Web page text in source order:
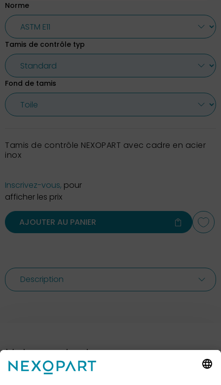
Norme
Tamis de contrôle typ
Fond de tamis
Tamis de contrôle NEXOPART avec cadre en acier
inox
Inscrivez-vous, pour
afficher les prix
AJOUTER AU PANIER
Description
Votre contact avec nous.
Avez-vous des questions ? Alors sil vous plaît